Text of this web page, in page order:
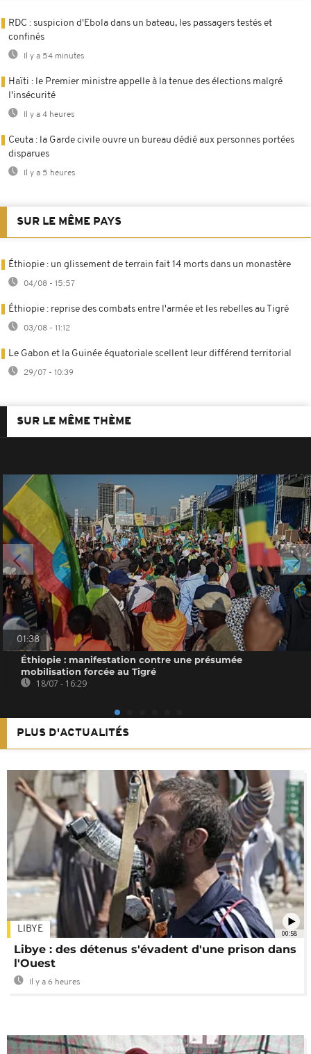
RDC : suspicion d'Ebola dans un bateau, les passagers testés et
confinés
Il y a 54 minutes
Haïti : le Premier ministre appelle à la tenue des élections malgré
l'insécurité
Il y a 4 heures
Ceuta : la Garde civile ouvre un bureau dédié aux personnes portées
disparues
Il y a 5 heures
SUR LE MÊME PAYS
Éthiopie : un glissement de terrain fait 14 morts dans un monastère
04/08 - 15:57
Éthiopie : reprise des combats entre l'armée et les rebelles au Tigré
03/08 - 11:12
Le Gabon et la Guinée équatoriale scellent leur différend territorial
29/07 - 10:39
SUR LE MÊME THÈME
01:38
Éthiopie : manifestation contre une présumée
mobilisation forcée au Tigré
18/07 - 16:29
PLUS D'ACTUALITÉS
00:58
LIBYE
Libye : des détenus s'évadent d'une prison dans
l'Ouest
Il y a 6 heures